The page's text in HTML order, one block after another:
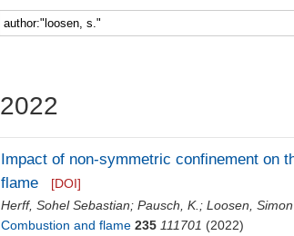
2022
Impact of non-symmetric confinement on
flame
[DOI]
Herff, Sohel Sebastian;Pausch, K. ;Loosen,
Combustion and flame 235 111701 (2022)